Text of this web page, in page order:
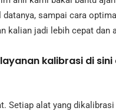
datanya, sampai cara
kalian jadi lebih cepat dan
kalibrasi di
Setiap alat yang dikalibrasi